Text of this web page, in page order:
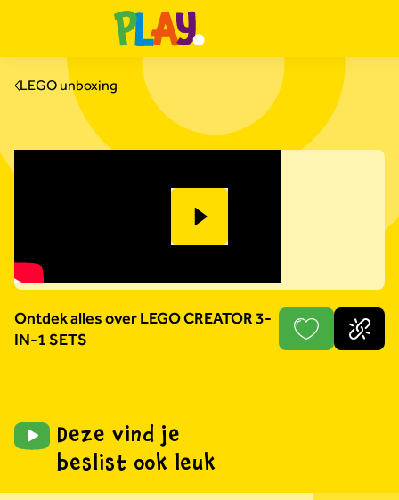
LEGO unboxing
Ontdek alles over LEGO CREATOR 3-
IN-1 SETS
Deze vind je
beslist ook leuk